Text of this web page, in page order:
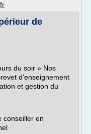
de
du soir » Nos
d'enseignement
et gestion du
conseiller en